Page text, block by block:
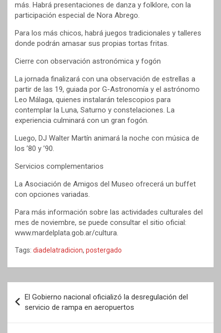
más. Habrá presentaciones de danza y folklore, con la
participación especial de Nora Abrego.
Para los más chicos, habrá juegos tradicionales y talleres
donde podrán amasar sus propias tortas fritas.
Cierre con observación astronómica y fogón
La jornada finalizará con una observación de estrellas a
partir de las 19, guiada por G-Astronomía y el astrónomo
Leo Málaga, quienes instalarán telescopios para
contemplar la Luna, Saturno y constelaciones. La
experiencia culminará con un gran fogón.
Luego, DJ Walter Martín animará la noche con música de
los ’80 y ’90.
Servicios complementarios
La Asociación de Amigos del Museo ofrecerá un buffet
con opciones variadas.
Para más información sobre las actividades culturales del
mes de noviembre, se puede consultar el sitio oficial:
www.mardelplata.gob.ar/cultura.
Tags: diadelatradicion, postergado
de
entradas
El Gobierno nacional oficializó la desregulación del
servicio de rampa en aeropuertos